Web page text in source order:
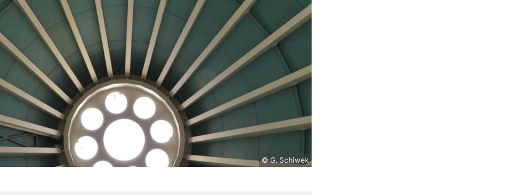
© G. Schiwek